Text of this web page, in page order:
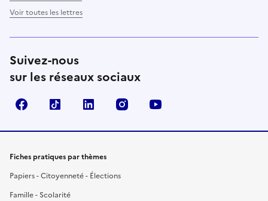
Voir toutes les lettres
Suivez-nous
sur les réseaux sociaux
FacebookTikTok LinkedIn Instagram
Fiches pratiques par thèmes
Papiers - Citoyenneté - Élections
Famille - Scolarité